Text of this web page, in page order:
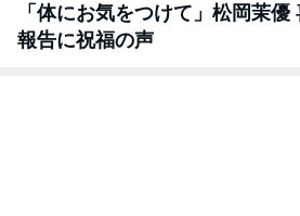
「体にお気をつけて」松岡茉優
報告に祝福の声